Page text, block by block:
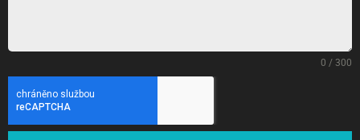
0 / 300